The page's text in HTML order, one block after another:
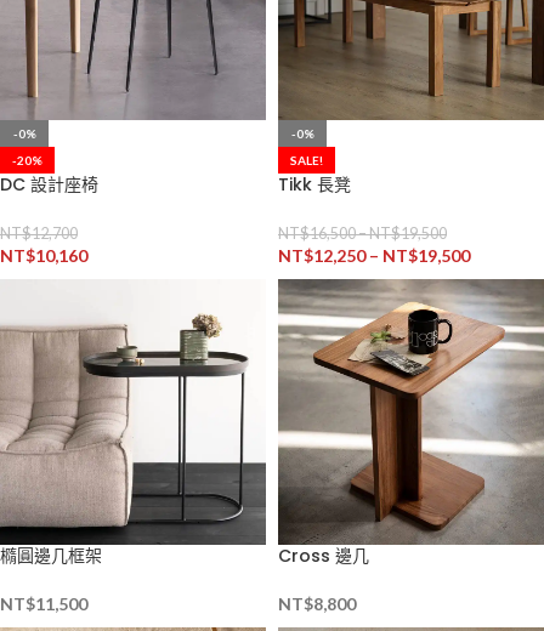
-0%
-20%
DC 設計座椅
NT$12,700
NT$10,160
-0%
SALE!
Tikk 長凳
NT$16,500–NT$19,500
NT$12,250 – NT$19,500
橢圓邊几框架
NT$11,500
Cross 邊几
NT$8,800